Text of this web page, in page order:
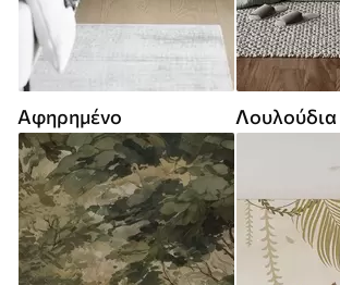
Αφηρημένο Λουλούδια